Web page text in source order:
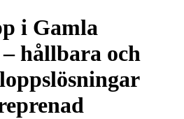
i Gamla
hållbara och